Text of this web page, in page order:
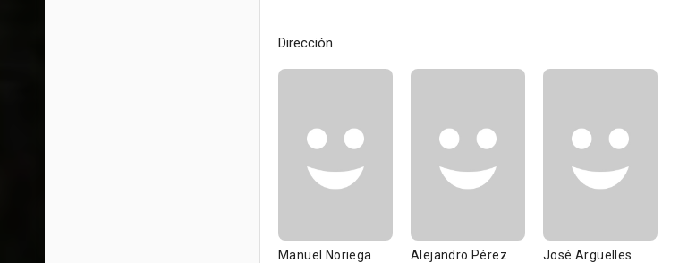
Dirección
Manuel Noriega
Alejandro Pérez
José Argüelles